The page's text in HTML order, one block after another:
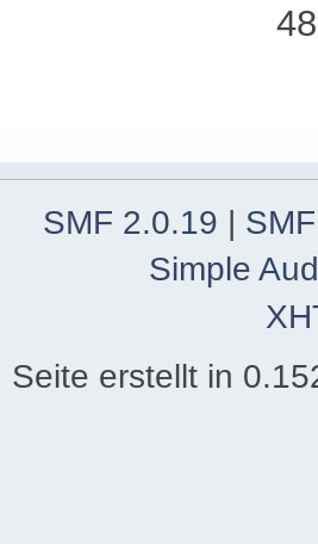
SMF 2.0.19 |
Simple
Seite erstellt in